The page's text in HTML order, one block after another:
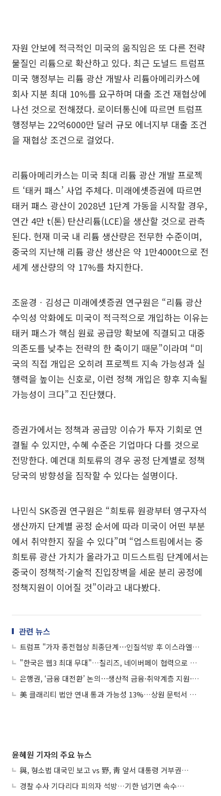
자원 안보에 적극적인 미국의 움직임은 또 다른 전략
물질인 리튬으로 확산하고 있다. 최근 도널드 트럼프
미국 행정부는 리튬 광산 개발사 리튬아메리카스에
회사 지분 최대 10%를 요구하며 대출 조건 재협상에
나선 것으로 전해졌다. 로이터통신에 따르면 트럼프
행정부는 22억6000만 달러 규모 에너지부 대출 조건
을 재협상 조건으로 걸었다.
리튬아메리카스는 미국 최대 리튬 광산 개발 프로젝
트 ‘태커 패스’ 사업 주체다. 미래에셋증권에 따르면
태커 패스 광산이 2028년 1단계 가동을 시작할 경우,
연간 4만 t(톤) 탄산리튬(LCE)을 생산할 것으로 관측
된다. 현재 미국 내 리튬 생산량은 전무한 수준이며,
중국의 지난해 리튬 광산 생산은 약 1만4000t으로 전
세계 생산량의 약 17%를 차지한다.
조윤경ㆍ김성근 미래에셋증권 연구원은 “리튬 광산
수익성 악화에도 미국이 적극적으로 개입하는 이유는
태커 패스가 핵심 원료 공급망 확보에 직결되고 대중
의존도를 낮추는 전략의 한 축이기 때문”이라며 “미
국의 직접 개입은 오히려 프로젝트 지속 가능성과 실
행력을 높이는 신호로, 이런 정책 개입은 향후 지속될
가능성이 크다”고 진단했다.
증권가에서는 정책과 공급망 이슈가 투자 기회로 연
결될 수 있지만, 수혜 수준은 기업마다 다를 것으로
전망한다. 예컨대 희토류의 경우 공정 단계별로 정책
당국의 방향성을 짐작할 수 있다는 설명이다.
나민식 SK증권 연구원은 “희토류 원광부터 영구자석
생산까지 단계별 공정 순서에 따라 미국이 어떤 부분
에서 취약한지 짚을 수 있다”며 “업스트림에서는 중
희토류 광산 가치가 올라가고 미드스트림 단계에서는
중국이 정책적·기술적 진입장벽을 세운 분리 공정에
정책지원이 이어질 것”이라고 내다봤다.
관련 뉴스
트럼프 "가자 종전협상 최종단계⋯인질석방 후 이스라엘 단계적 철수 조건"
"한국은 웹3 최대 무대"…칠리즈, 네이버페이 협력으로 스포츠 산업 혁신
은행권, ‘금융 대전환’ 논의⋯생산적 금융·취약계층 지원·보안 강화 강조
美 클래리티 법안 연내 통과 가능성 13%…상원 문턱서 제동
윤혜원 기자의 주요 뉴스
與, 형소법 대국민 보고 vs 野, 靑 앞서 대통령 거부권 촉구
경찰 수사 기다리다 피의자 석방…기한 넘기면 속수무책